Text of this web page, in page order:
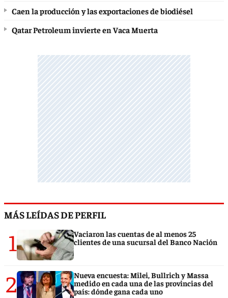
Caen la producción y las exportaciones de biodiésel
Qatar Petroleum invierte en Vaca Muerta
MÁS LEÍDAS DE PERFIL
1
Vaciaron las cuentas de al menos 25
clientes de una sucursal del Banco Nación
2
Nueva encuesta: Milei, Bullrich y Massa
medido en cada una de las provincias del
país: dónde gana cada uno